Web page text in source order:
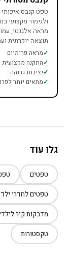
טפט קנבס
ולגימור מקצועי
מראה אלגנטי,
תוצאה יוקרתית
מראה פרימיום
התקנה מקצועית
יציבות גבוהה
מתאים יותר
גלו עוד
טפטים
טפטים לחדרי
מדבקות קיר
טקסטורות